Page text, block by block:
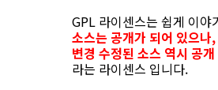
GPL 라이센스는 쉽게 이야
소스는 공개가 되어 있으
변경 수정된 소스 역시 공
라는 라이센스 입니다.